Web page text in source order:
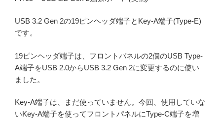
USB 3.2 Gen 2の19ピンヘッダ端子とKey-A端子(Type-E)
です。
19ピンヘッダ端子は、フロントパネルの2個のUSB Type-
A端子をUSB 2.0からUSB 3.2 Gen 2に変更するのに使い
ました。
Key-A端子は、まだ使っていません。今回、使用していな
いKey-A端子を使ってフロントパネルにType-C端子を増